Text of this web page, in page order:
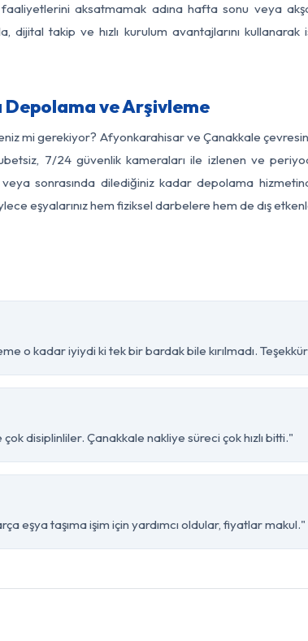
aksatmamak adına hafta sonu veya
dijital takip ve hızlı kurulum avantajlarını
ve Arşivleme
mi gerekiyor? Afyonkarahisar ve Çanakkale
7/24 güvenlik kameraları ile izlenen ve
sonrasında dilediğiniz kadar depolama
eşyalarınız hem fiziksel darbelere hem de dış
o kadar iyiydi ki tek bir bardak bile kırılmadı.
disiplinliler. Çanakkale nakliye süreci çok hızlı bitti."
eşya taşıma işim için yardımcı oldular, fiyatlar makul."